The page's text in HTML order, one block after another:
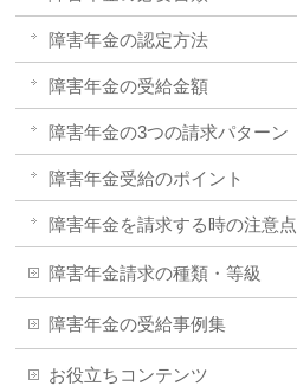
障害年金の認定方法
障害年金の受給金額
障害年金の3つの請求パターン
障害年金受給のポイント
障害年金を請求する時の注意点
障害年金請求の種類・等級
障害年金の受給事例集
お役立ちコンテンツ